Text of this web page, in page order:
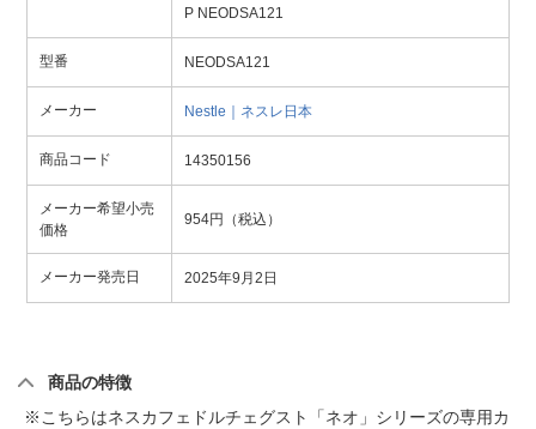
P NEODSA121
型番 NEODSA121
メーカー Nestle｜ネスレ日本
商品コード 14350156
メーカー希望小売
価格
954円（税込）
メーカー発売日 2025年9月2日
商品の特徴
※こちらはネスカフェドルチェグスト「ネオ」シリーズの専用カ